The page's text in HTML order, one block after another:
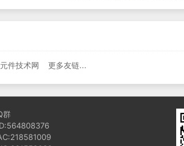
件技术网 更多友链...
群